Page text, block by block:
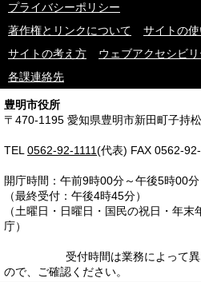
プライバシーポリシー
著作権とリンクについて
サイトの
サイトの考え方
ウェブアクセシビ
各課連絡先
豊明市役所
〒470-1195 愛知県豊明市新田町子持
TEL0562-92-1111(代表) FAX 0562-
開庁時間：午前9時00分～午後5時00分
（最終受付：午後4時45分）
（土曜日・日曜日・国民の祝日・年末
庁）
受付時間は業務によって異
ので、ご確認ください。